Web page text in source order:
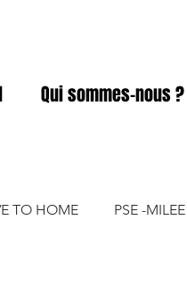
Qui sommes-nous ?
TO HOME PSE -MILEE